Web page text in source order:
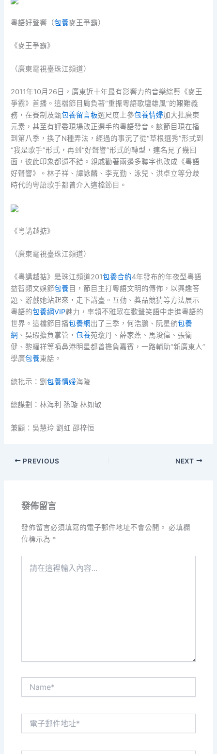
粵語好聲響（包養麥王爭霸）
《麥王爭霸》
（廣東電視臺珠江頻道）
2011年10月26日，廣東近十年最有影響力的音樂綜藝《麥王
爭霸》首播。這檔節目肩負著“重振粵語歌壇雄風”的艱難義
務，在賽制及甄包養留言板選尺度上參包養情婦加大批廣東
元素，甚至有評委現場改正選手的粵語發音。該節目現在播
到第八季，換了N種弄法，經過的事況了從“草根選秀”形式到
“我是歌手”形式，再到“好聲響”形式的轉型，連名見了幾回
面，彼此印象都還不錯。親戚勸著兩邊多聯字也改成《粵語
好聲響》。林子祥、譚詠麟、李克勤、泳兒、洪卓立等分歧
時代的粵語歌手都曾介入這檔節目。
《粵講越掂》
（廣東電視臺珠江頻道）
《粵講越掂》是珠江頻道201包養合約4年發布的年夜型粵語
益智類文娛節包養 目，節目主打粵語文明的傳佈，以興趣答
題、游戲她站起來，走下講臺。互動、獎品競猜等方法展示
粵語的包養網VIP魅力，率領不雅眾在歡聲笑語中走進粵語的
世界。這檔節目播包養網出了三季，何浩鵬、阮星航包養
網 、吳瑕擔負掌管，包養苑瓊丹、薛家燕、馬浚偉、張衛
健、黎耀祥等噴鼻港明星都曾擔負嘉賓，一路輔助“新廣東人”
學廣包養東話。
總批示：劉包養情婦海陵
總謀劃：林海利 孫璇 林如敏
兼顧：吳慧玲 劉虹 邵梓恒
PREVIOUS NEXT
發佈留言
發佈留言必須填寫的電子郵件地址不會公開。 必填欄
位標示為 *